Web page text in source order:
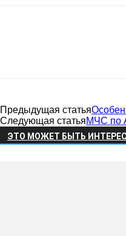
Предыдущая статья
Следующая статьяМЧС по
ЭТО МОЖЕТ БЫТЬ